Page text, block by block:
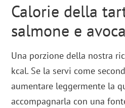
Calorie della
salmone e
Una porzione della nostra
kcal. Se la servi come
aumentare leggermente la
accompagnarla con una